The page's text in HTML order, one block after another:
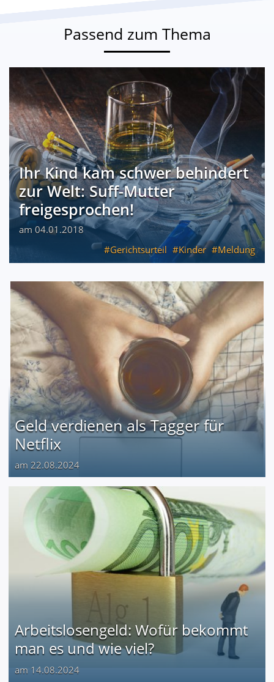
Passend zum Thema
Ihr Kind kam schwer behindert
zur Welt: Suff-Mutter
freigesprochen!
am 04.01.2018
Gerichtsurteil
Kinder Meldung
Geld verdienen als Tagger für
Netflix
am 22.08.2024
Arbeitslosengeld: Wofür bekommt
man es und wie viel?
am 14.08.2024